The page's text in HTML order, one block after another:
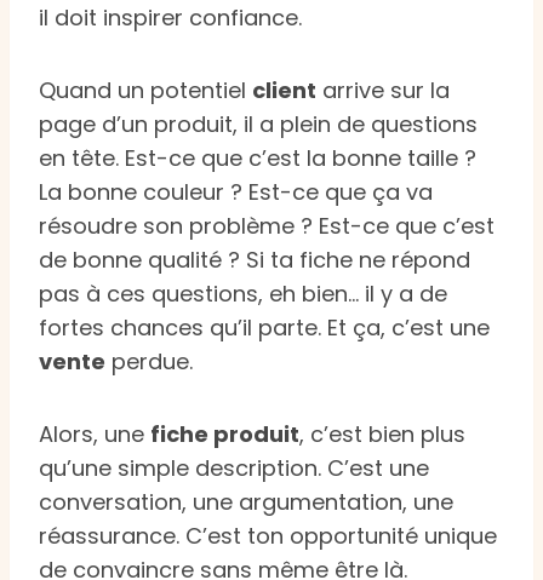
il doit inspirer confiance.
Quand un potentiel client arrive sur la
page d’un produit, il a plein de questions
en tête. Est-ce que c’est la bonne taille ?
La bonne couleur ? Est-ce que ça va
résoudre son problème ? Est-ce que c’est
de bonne qualité ? Si ta fiche ne répond
pas à ces questions, eh bien… il y a de
fortes chances qu’il parte. Et ça, c’est une
vente perdue.
Alors, une fiche produit, c’est bien plus
qu’une simple description. C’est une
conversation, une argumentation, une
réassurance. C’est ton opportunité unique
de convaincre sans même être là.